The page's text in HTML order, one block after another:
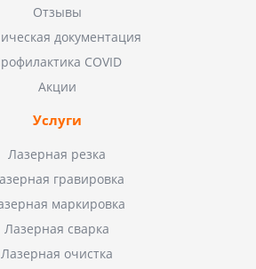
Отзывы
документация
COVID
Акции
Услуги
Лазерная резка
гравировка
маркировка
Лазерная сварка
Лазерная очистка